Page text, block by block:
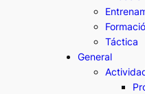
Táctica
General